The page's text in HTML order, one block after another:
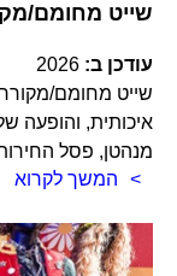
שייט מחומם/
עודכן ב: 2026
שייט מחומם/מקורר
איכותית, והופעה
מנהטן, פסל
המשך לקרוא